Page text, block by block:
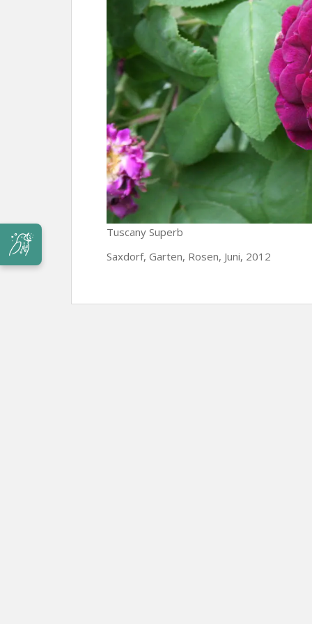
Tuscany Superb
Saxdorf, Garten, Rosen, Juni, 2012